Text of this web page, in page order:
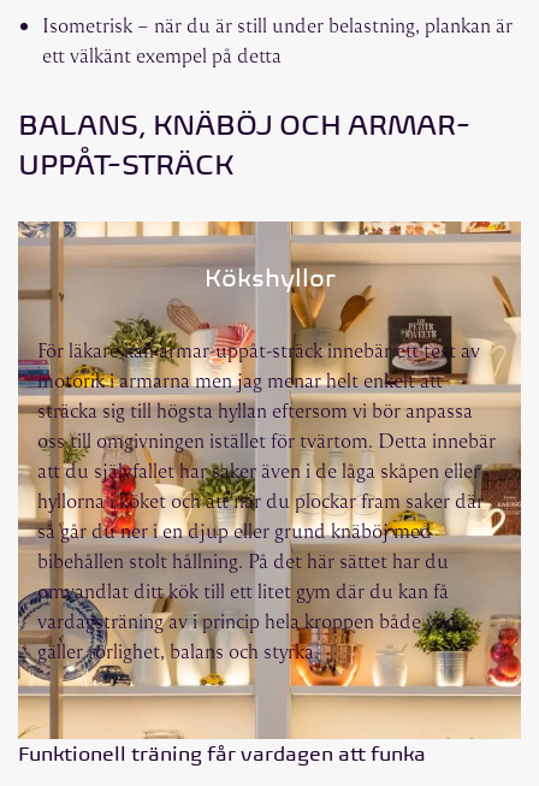
Isometrisk – när du är still under belastning, plankan är
ett välkänt exempel på detta
BALANS, KNÄBÖJ OCH ARMAR-
UPPÅT-STRÄCK
Kökshyllor
För läkare kan armar-uppåt-sträck innebär ett test av
motorik i armarna men jag menar helt enkelt att
sträcka sig till högsta hyllan eftersom vi bör anpassa
oss till omgivningen istället för tvärtom. Detta innebär
att du självfallet har saker även i de låga skåpen eller
hyllorna i köket och att när du plockar fram saker där
så går du ner i en djup eller grund knäböj med
bibehållen stolt hållning. På det här sättet har du
omvandlat ditt kök till ett litet gym där du kan få
vardagsträning av i princip hela kroppen både vad
gäller rörlighet, balans och styrka.
Funktionell träning får vardagen att funka